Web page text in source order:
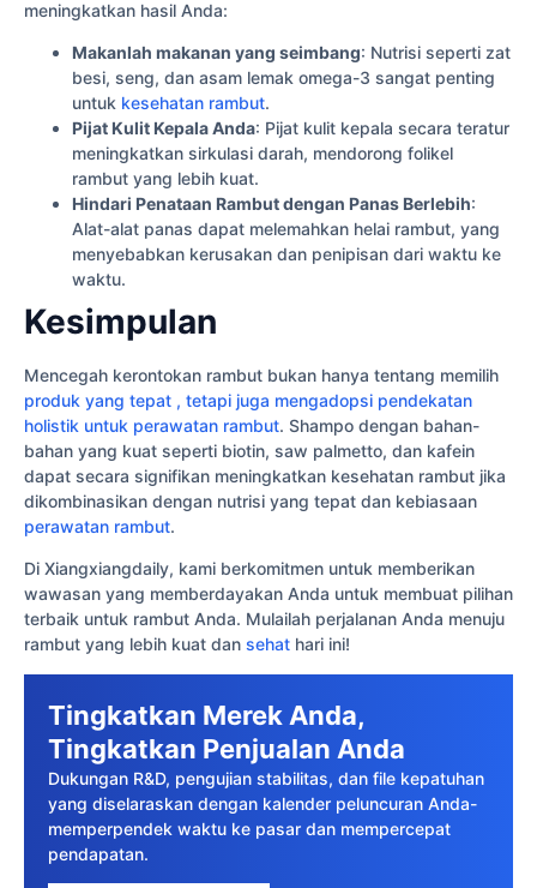
meningkatkan hasil Anda:
Makanlah makanan yang seimbang: Nutrisi seperti zat
besi, seng, dan asam lemak omega-3 sangat penting
untuk kesehatan rambut.
Pijat Kulit Kepala Anda: Pijat kulit kepala secara teratur
meningkatkan sirkulasi darah, mendorong folikel
rambut yang lebih kuat.
Hindari Penataan Rambut dengan Panas Berlebih:
Alat-alat panas dapat melemahkan helai rambut, yang
menyebabkan kerusakan dan penipisan dari waktu ke
waktu.
Kesimpulan
Mencegah kerontokan rambut bukan hanya tentang memilih
produk yang tepat , tetapi juga mengadopsi pendekatan
holistik untuk perawatan rambut. Shampo dengan bahan-
bahan yang kuat seperti biotin, saw palmetto, dan kafein
dapat secara signifikan meningkatkan kesehatan rambut jika
dikombinasikan dengan nutrisi yang tepat dan kebiasaan
perawatan rambut.
Di Xiangxiangdaily, kami berkomitmen untuk memberikan
wawasan yang memberdayakan Anda untuk membuat pilihan
terbaik untuk rambut Anda. Mulailah perjalanan Anda menuju
rambut yang lebih kuat dan sehat hari ini!
Tingkatkan Merek Anda,
Tingkatkan Penjualan Anda
Dukungan R&D, pengujian stabilitas, dan file kepatuhan
yang diselaraskan dengan kalender peluncuran Anda-
memperpendek waktu ke pasar dan mempercepat
pendapatan.